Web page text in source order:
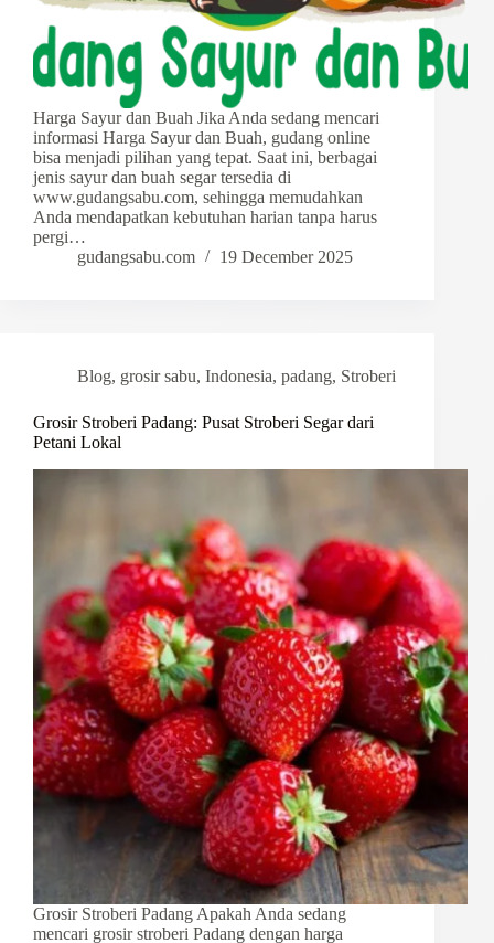
Harga Sayur dan Buah Jika Anda sedang mencari
informasi Harga Sayur dan Buah, gudang online
bisa menjadi pilihan yang tepat. Saat ini, berbagai
jenis sayur dan buah segar tersedia di
www.gudangsabu.com, sehingga memudahkan
Anda mendapatkan kebutuhan harian tanpa harus
pergi…
gudangsabu.com
19 December 2025
Blog, grosir sabu, Indonesia, padang, Stroberi
Grosir Stroberi Padang: Pusat Stroberi Segar dari
Petani Lokal
Grosir Stroberi Padang Apakah Anda sedang
mencari grosir stroberi Padang dengan harga